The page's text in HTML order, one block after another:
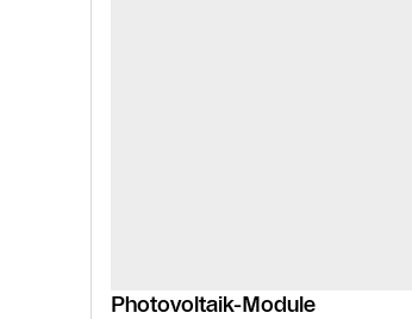
Photovoltaik-Module